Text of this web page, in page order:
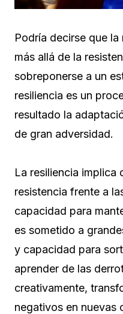
Podría decirse que la
más allá de la
sobreponerse a un
resiliencia es un
resultado la
de gran adversidad.
La resiliencia implica
resistencia frente a
capacidad para
es sometido a
y capacidad para
aprender de las
creativamente,
negativos en nuevas